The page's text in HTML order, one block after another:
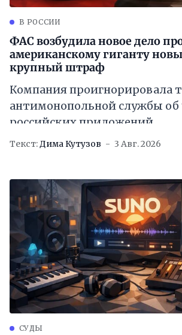
В РОССИИ
ФАС возбудила новое дело
американскому гиганту
крупный штраф
Компания проигнорировала
антимонопольной службы об
российских приложений
Текст:Дима Кутузов 3 Авг. 2026
СУДЫ